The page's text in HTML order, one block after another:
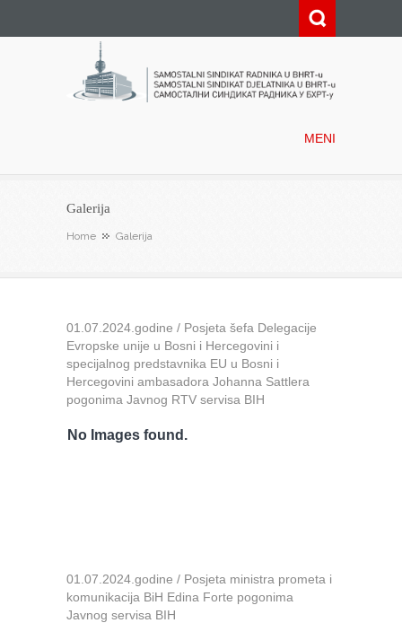
MENI
Galerija
Home Galerija
01.07.2024.godine / Posjeta šefa Delegacije
Evropske unije u Bosni i Hercegovini i
specijalnog predstavnika EU u Bosni i
Hercegovini ambasadora Johanna Sattlera
pogonima Javnog RTV servisa BIH
No Images found.
01.07.2024.godine / Posjeta ministra prometa i
komunikacija BiH Edina Forte pogonima
Javnog servisa BIH